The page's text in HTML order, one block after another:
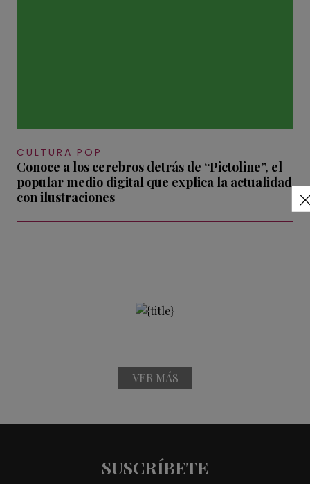
CULTURA POP
Conoce a los cerebros detrás de “Pictoline”, el
popular medio digital que explica la actualidad
con ilustraciones
VER MÁS
SUSCRÍBETE